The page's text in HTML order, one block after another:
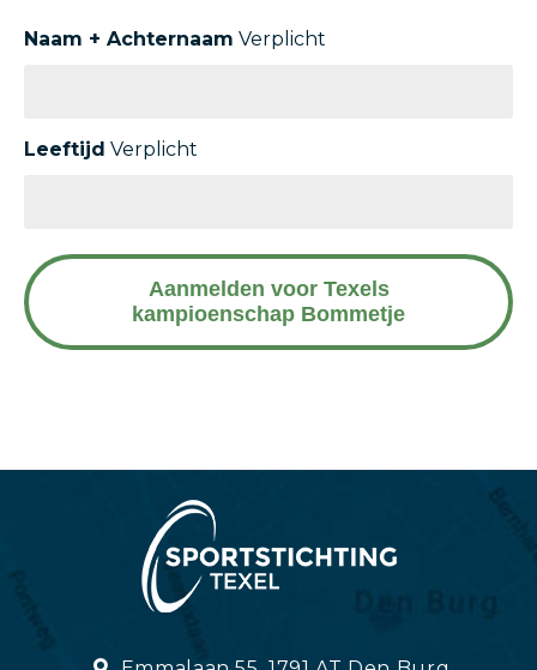
Naam + Achternaam Verplicht
Leeftijd Verplicht
Aanmelden voor Texels
kampioenschap Bommetje